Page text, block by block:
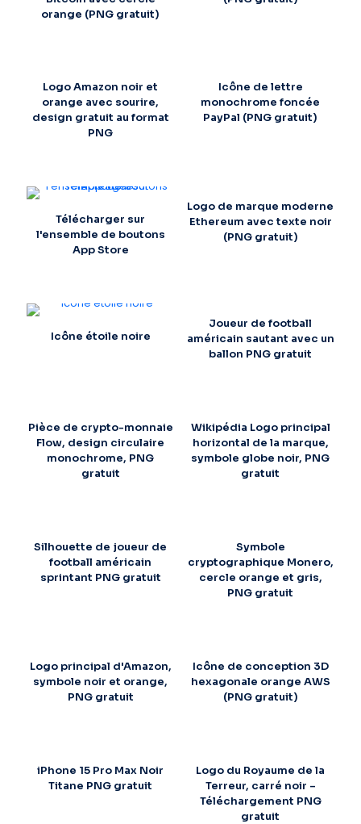
orange (PNG gratuit)
Logo Amazon noir et
orange avec sourire,
design gratuit au format
PNG
Icône de lettre
monochrome foncée
PayPal (PNG gratuit)
Télécharger sur
l'ensemble de boutons
App Store
Logo de marque moderne
Ethereum avec texte noir
(PNG gratuit)
Icône étoile noire
Joueur de football
américain sautant avec un
ballon PNG gratuit
Pièce de crypto-monnaie
Flow, design circulaire
monochrome, PNG
gratuit
Wikipédia Logo principal
horizontal de la marque,
symbole globe noir, PNG
gratuit
Silhouette de joueur de
football américain
sprintant PNG gratuit
Symbole
cryptographique Monero,
cercle orange et gris,
PNG gratuit
Logo principal d'Amazon,
symbole noir et orange,
PNG gratuit
Icône de conception 3D
hexagonale orange AWS
(PNG gratuit)
iPhone 15 Pro Max Noir
Titane PNG gratuit
Logo du Royaume de la
Terreur, carré noir –
Téléchargement PNG
gratuit